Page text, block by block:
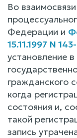
Во
Федерации и
15.11.1997 N
установление
гражданского
когда
состояния и,
такой
запись